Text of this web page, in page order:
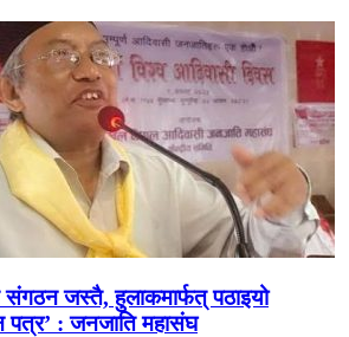
संगठन जस्तै, हुलाकमार्फत् पठाइयो
पत्र’ : जनजाति महासंघ